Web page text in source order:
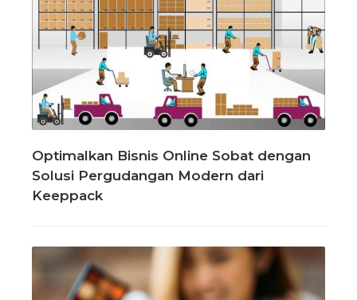
Optimalkan Bisnis Online Sobat dengan
Solusi Pergudangan Modern dari
Keeppack